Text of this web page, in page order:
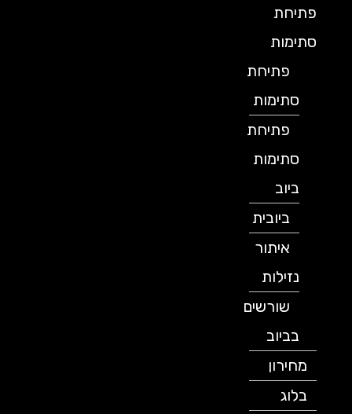
פתיחת
סתימות
פתיחת
סתימות
פתיחת
סתימות
ביובית
איתור
נזילות
שורשים
בביוב
מחירון